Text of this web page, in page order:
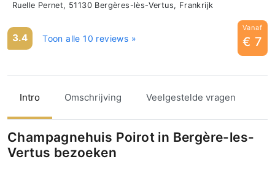
Ruelle Pernet, 51130 Bergères-lès-Vertus, Frankrijk
3.4 Toon alle 10 reviews »
Vanaf
€ 7
Intro Omschrijving Veelgestelde vragen
Champagnehuis Poirot in Bergère-les-
Vertus bezoeken